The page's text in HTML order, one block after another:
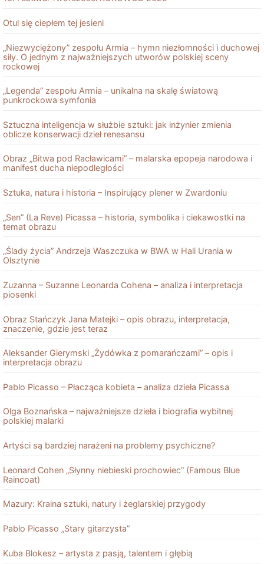
Otul się ciepłem tej jesieni
„Niezwyciężony” zespołu Armia – hymn niezłomności i duchowej
siły. O jednym z najważniejszych utworów polskiej sceny
rockowej
„Legenda” zespołu Armia – unikalna na skalę światową
punkrockowa symfonia
Sztuczna inteligencja w służbie sztuki: jak inżynier zmienia
oblicze konserwacji dzieł renesansu
Obraz „Bitwa pod Racławicami” – malarska epopeja narodowa i
manifest ducha niepodległości
Sztuka, natura i historia – Inspirujący plener w Zwardoniu
„Sen” (La Reve) Picassa – historia, symbolika i ciekawostki na
temat obrazu
„Ślady życia” Andrzeja Waszczuka w BWA w Hali Urania w
Olsztynie
Zuzanna – Suzanne Leonarda Cohena – analiza i interpretacja
piosenki
Obraz Stańczyk Jana Matejki – opis obrazu, interpretacja,
znaczenie, gdzie jest teraz
Aleksander Gierymski „Żydówka z pomarańczami” – opis i
interpretacja obrazu
Pablo Picasso – Płacząca kobieta – analiza dzieła Picassa
Olga Boznańska – najważniejsze dzieła i biografia wybitnej
polskiej malarki
Artyści są bardziej narażeni na problemy psychiczne?
Leonard Cohen „Słynny niebieski prochowiec” (Famous Blue
Raincoat)
Mazury: Kraina sztuki, natury i żeglarskiej przygody
Pablo Picasso „Stary gitarzysta”
Kuba Blokesz – artysta z pasją, talentem i głębią